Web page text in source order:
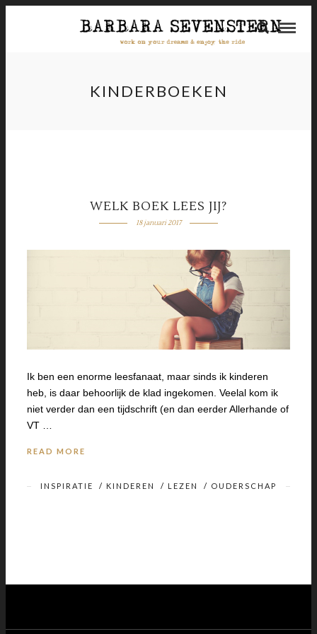
KINDERBOEKEN
WELK BOEK LEES JIJ?
18 januari 2017
Ik ben een enorme leesfanaat, maar sinds ik kinderen
heb, is daar behoorlijk de klad ingekomen. Veelal kom ik
niet verder dan een tijdschrift (en dan eerder Allerhande of
VT …
READ MORE
INSPIRATIE / KINDEREN / LEZEN / OUDERSCHAP